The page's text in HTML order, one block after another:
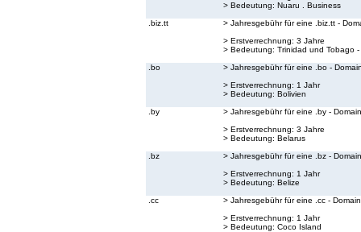
> Bedeutung: Nuaru . Business
.biz.tt
> Jahresgebühr für eine .biz.tt -
> Erstverrechnung: 3 Jahre
> Bedeutung: Trinidad und Tobago -
.bo
> Jahresgebühr für eine .bo -
> Erstverrechnung: 1 Jahr
> Bedeutung: Bolivien
.by
> Jahresgebühr für eine .by - Domain
> Erstverrechnung: 3 Jahre
> Bedeutung: Belarus
.bz
> Jahresgebühr für eine .bz - Domain
> Erstverrechnung: 1 Jahr
> Bedeutung: Belize
.cc
> Jahresgebühr für eine .cc - Domain
> Erstverrechnung: 1 Jahr
> Bedeutung: Coco Island